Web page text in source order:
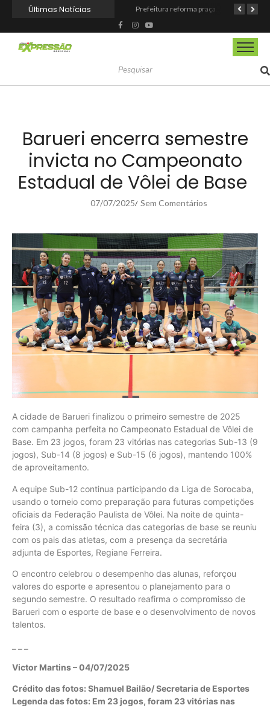
Últimas Notícias Prefeitura inaugura Espaço Motoboy na Aldeia da Serra e amplia rede de apoio à categoria
Barueri encerra semestre
invicta no Campeonato
Estadual de Vôlei de Base
07/07/2025/ Sem Comentários
A cidade de Barueri finalizou o primeiro semestre de 2025
com campanha perfeita no Campeonato Estadual de Vôlei de
Base. Em 23 jogos, foram 23 vitórias nas categorias Sub-13 (9
jogos), Sub-14 (8 jogos) e Sub-15 (6 jogos), mantendo 100%
de aproveitamento.
A equipe Sub-12 continua participando da Liga de Sorocaba,
usando o torneio como preparação para futuras competições
oficiais da Federação Paulista de Vôlei. Na noite de quinta-
feira (3), a comissão técnica das categorias de base se reuniu
com os pais das atletas, com a presença da secretária
adjunta de Esportes, Regiane Ferreira.
O encontro celebrou o desempenho das alunas, reforçou
valores do esporte e apresentou o planejamento para o
segundo semestre. O resultado reafirma o compromisso de
Barueri com o esporte de base e o desenvolvimento de novos
talentos.
Victor Martins – 04/07/2025
Crédito das fotos: Shamuel Bailão/ Secretaria de Esportes
Legenda das fotos: Em 23 jogos, foram 23 vitórias nas